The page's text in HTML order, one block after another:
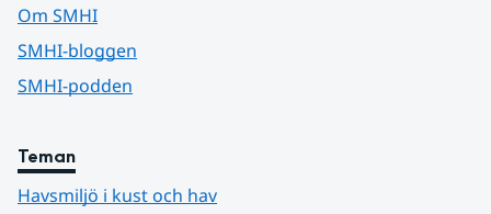
Om SMHI
SMHI-bloggen
SMHI-podden
Teman
Havsmiljö i kust och hav